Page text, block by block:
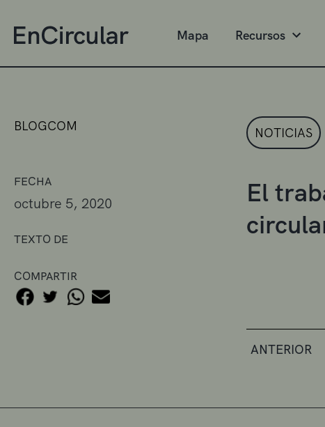
Mapa Recursos
BLOGCOM
FECHA
octubre 5, 2020
TEXTO DE
COMPARTIR
NOTICIAS
El
ANTERIOR